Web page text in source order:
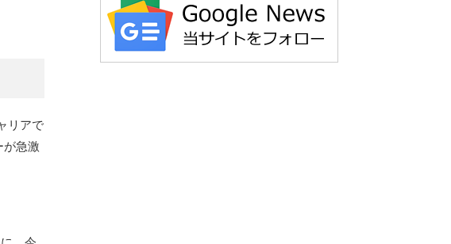
リアで
が急激